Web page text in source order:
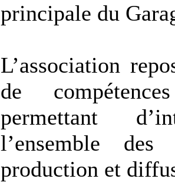
principale du
L’association
de
permettant
l’ensemble des
production et